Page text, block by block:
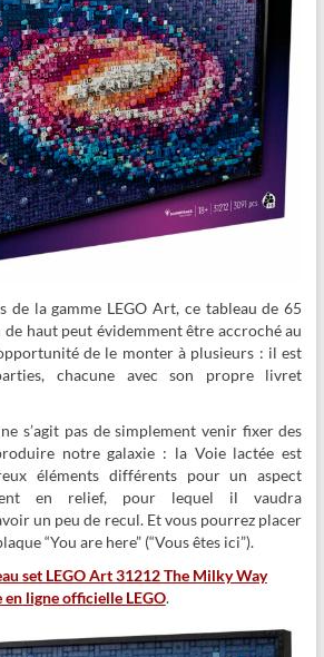
de la gamme LEGO Art, ce tableau de 65
haut peut évidemment être accroché au
de le monter à plusieurs : il est
chacune avec son propre livret
s’agit pas de simplement venir fixer des
notre galaxie : la Voie lactée est
éléments différents pour un aspect
en relief, pour lequel il vaudra
un peu de recul. Et vous pourrez placer
“You are here” (“Vous êtes ici”).
set LEGO Art 31212 The Milky Way
ligne officielle LEGO.